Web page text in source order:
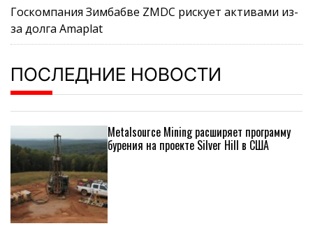
Госкомпания Зимбабве ZMDC рискует активами из-
за долга Amaplat
ПОСЛЕДНИЕ НОВОСТИ
Metalsource Mining расширяет программу
бурения на проекте Silver Hill в США